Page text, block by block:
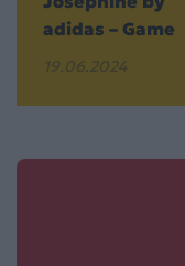
adidas – Game
19.06.2024